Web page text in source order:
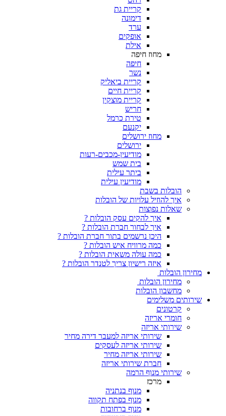
קריית גת
דימונה
ערד
אופקים
אילת
מחוז חיפה
חיפה
נשר
קריית ביאליק
קריית חיים
קריית מוצקין
חריש
טירת כרמל
יקנעם
מחוז ירושלים
ירושלים
מודיעין-מכבים-רעות
בית שמש
ביתר עילית
מודיעין עילית
הובלות בשבת
איך להוזיל עלויות של הובלות
שאלות נפוצות
איך להקים עסק הובלות ?
איך לבחור חברת הובלות ?
היכן נרשמים בתור חברת הובלות ?
כמה מרוויח איש הובלות ?
כמה עולה משאית הובלות ?
איזה רישיון צריך לטנדר הובלות ?
מחירון הובלות
מחירון הובלות
מחשבון הובלות
שירותים משלימים
קרטונים
חומרי אריזה
שירותי אריזה
שירותי אריזה למעבר דירה מחיר
שירותי אריזה לעסקים
שירותי אריזה מחיר
חברת שירותי אריזה
שירותי מנוף הרמה
מרכז
מנוף בנתניה
מנוף בפתח תקווה
מנוף ברחובות